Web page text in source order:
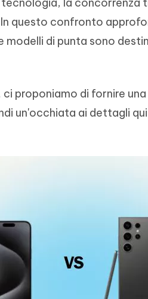
Mac Data Recovery
i file eliminati su Mac
- APP Android Fake GPS
New
Pro
con AI gratis
in pochi secondi con
AI Bypass
Hot
questo confronto
modelli di punta sono
proponiamo di fornire
un'occhiata ai dettagli